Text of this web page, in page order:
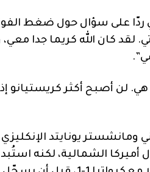
على سؤال حول ضغط الفوز
لقد كان الله كريما جدا
أصبح أكثر كريستيانو
ومانشستر يونايتد